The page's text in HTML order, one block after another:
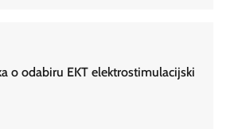
o odabiru EKT elektrostimulacijski